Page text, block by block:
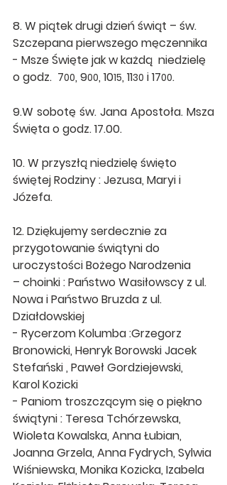
8. W piątek drugi dzień świąt – św.
Szczepana pierwszego męczennika
- Msze Święte jak w każdą  niedzielę
o godz.  700, 900, 1015, 1130 i 1700.
9.W sobotę św. Jana Apostoła. Msza
Święta o godz. 17.00.
10. W przyszłą niedzielę święto
świętej Rodziny : Jezusa, Maryi i
Józefa.
12. Dziękujemy serdecznie za
przygotowanie świątyni do
uroczystości Bożego Narodzenia
– choinki : Państwo Wasiłowscy z ul.
Nowa i Państwo Bruzda z ul.
Działdowskiej
- Rycerzom Kolumba :Grzegorz
Bronowicki, Henryk Borowski Jacek
Stefański , Paweł Gordziejewski,
Karol Kozicki
- Paniom troszczącym się o piękno
świątyni : Teresa Tchórzewska,
Wioleta Kowalska, Anna Łubian,
Joanna Grzela, Anna Fydrych, Sylwia
Wiśniewska, Monika Kozicka, Izabela